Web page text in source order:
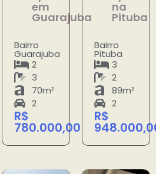
em
Guarajuba
Bairro
Guarajuba
2
3
70m²
2
R$
780.000,00
na
Pituba
Bairro
Pituba
3
2
89m²
2
R$